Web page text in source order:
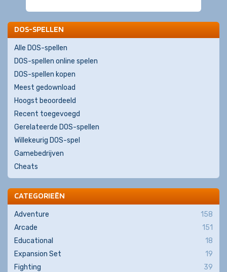
DOS-SPELLEN
Alle DOS-spellen
DOS-spellen online spelen
DOS-spellen kopen
Meest gedownload
Hoogst beoordeeld
Recent toegevoegd
Gerelateerde DOS-spellen
Willekeurig DOS-spel
Gamebedrijven
Cheats
CATEGORIEËN
Adventure
158
Arcade
151
Educational
18
Expansion Set
19
Fighting
39